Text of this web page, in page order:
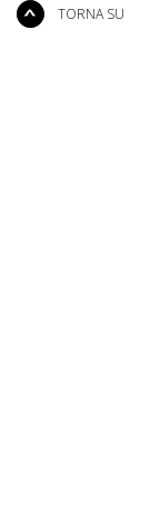
TORNA SU